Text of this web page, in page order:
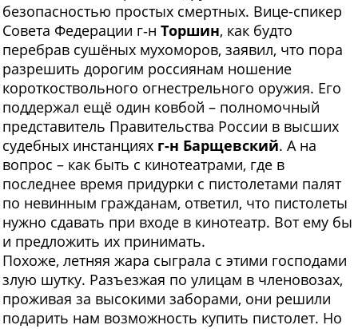
безопасностью простых смертных. Вице-спикер
Совета Федерации г‑н Торшин, как будто
перебрав сушёных мухоморов, заявил, что пора
разрешить дорогим россиянам ношение
короткоствольного огнестрельного оружия. Его
поддержал ещё один ковбой – полномочный
представитель Правительства России в высших
судебных инстанциях г-н Барщевский. А на
вопрос – как быть с кинотеатрами, где в
последнее время придурки с пистолетами палят
по невинным гражданам, ответил, что пистолеты
нужно сдавать при входе в кинотеатр. Вот ему бы
и предложить их принимать.
Похоже, летняя жара сыграла с этими господами
злую шутку. Разъезжая по улицам в членовозах,
проживая за высокими заборами, они решили
подарить нам возможность купить пистолет. Но